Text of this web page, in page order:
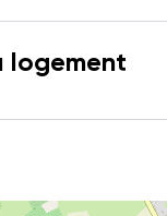
logement